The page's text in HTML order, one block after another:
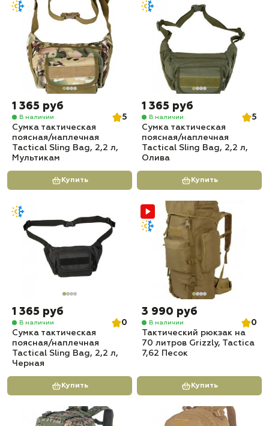
1 365 руб
В наличии
5
Сумка тактическая
поясная/наплечная
Tactical Sling Bag, 2,2 л,
Мультикам
Купить
1 365 руб
В наличии
5
Сумка тактическая
поясная/наплечная
Tactical Sling Bag, 2,2 л,
Олива
Купить
1 365 руб
В наличии
0
Сумка тактическая
поясная/наплечная
Tactical Sling Bag, 2,2 л,
Черная
Купить
3 990 руб
В наличии
0
Тактический рюкзак на
70 литров Grizzly, Tactica
7,62 Песок
Купить